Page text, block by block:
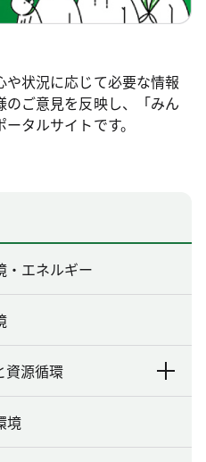
状況に応じて必要な情報
ご意見を反映し、「みん
タルサイトです。
エネルギー
源循環
境